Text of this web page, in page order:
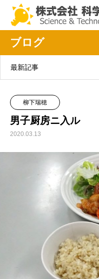
ブログ
最新記事
柳下瑞穂
男子厨房ニ入ル
2020.03.13